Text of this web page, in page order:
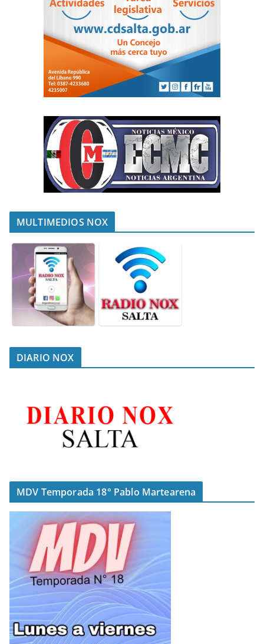
MULTIMEDIOS NOX
DIARIO NOX
MDV Temporada 18° Pablo Martearena